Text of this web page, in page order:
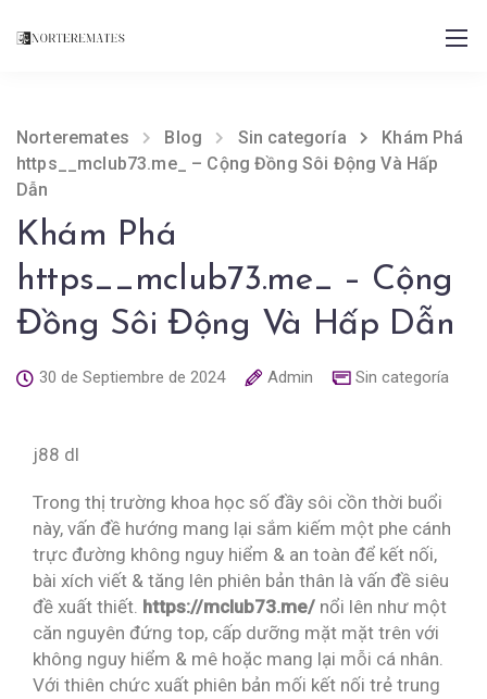
Norteremates Blog Sin categoría
Khám Phá
https__mclub73.me_ – Cộng Đồng Sôi Động Và Hấp
Dẫn
Khám Phá
https__mclub73.me_ – Cộng
Đồng Sôi Động Và Hấp Dẫn
30 de Septiembre de 2024 Admin Sin categoría
j88 dl
Trong thị trường khoa học số đầy sôi cồn thời buổi
này, vấn đề hướng mang lại sắm kiếm một phe cánh
trực đường không nguy hiểm & an toàn để kết nối,
bài xích viết & tăng lên phiên bản thân là vấn đề siêu
đề xuất thiết. https://mclub73.me/ nổi lên như một
căn nguyên đứng top, cấp dưỡng mặt mặt trên với
không nguy hiểm & mê hoặc mang lại mỗi cá nhân.
Với thiên chức xuất phiên bản mối kết nối trẻ trung